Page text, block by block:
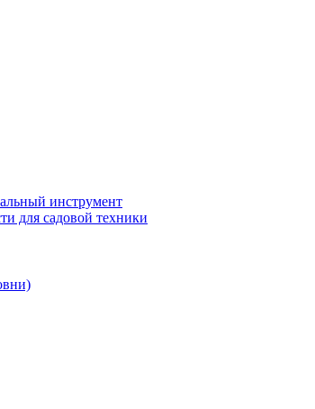
инструмент
для садовой техники